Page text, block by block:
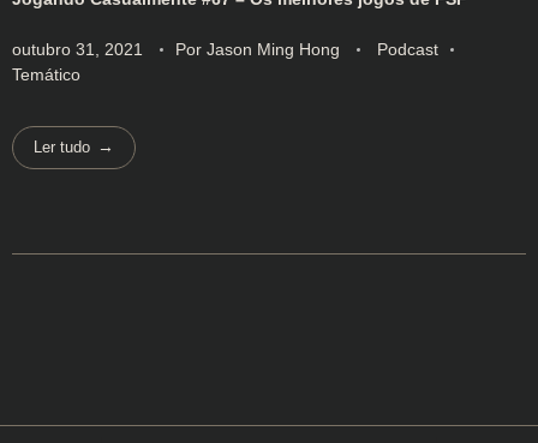
outubro 31, 2021 Por Jason Ming Hong
Podcast
Temático
Ler tudo